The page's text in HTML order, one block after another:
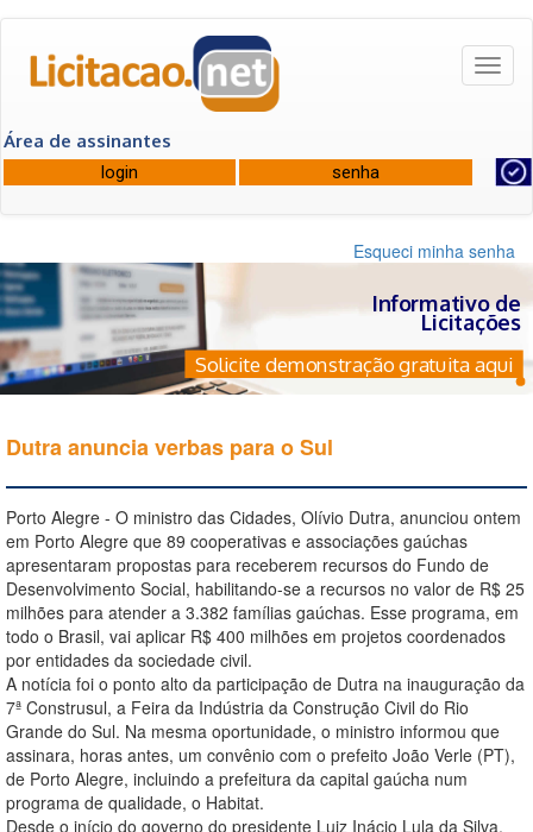
Área de assinantes
Esqueci minha senha
Informativo de
Licitações
Solicite demonstração gratuita aqui
Dutra anuncia verbas para o Sul
Porto Alegre - O ministro das Cidades, Olívio Dutra, anunciou ontem
em Porto Alegre que 89 cooperativas e associações gaúchas
apresentaram propostas para receberem recursos do Fundo de
Desenvolvimento Social, habilitando-se a recursos no valor de R$ 25
milhões para atender a 3.382 famílias gaúchas. Esse programa, em
todo o Brasil, vai aplicar R$ 400 milhões em projetos coordenados
por entidades da sociedade civil.
A notícia foi o ponto alto da participação de Dutra na inauguração da
7ª Construsul, a Feira da Indústria da Construção Civil do Rio
Grande do Sul. Na mesma oportunidade, o ministro informou que
assinara, horas antes, um convênio com o prefeito João Verle (PT),
de Porto Alegre, incluindo a prefeitura da capital gaúcha num
programa de qualidade, o Habitat.
Desde o início do governo do presidente Luiz Inácio Lula da Silva,